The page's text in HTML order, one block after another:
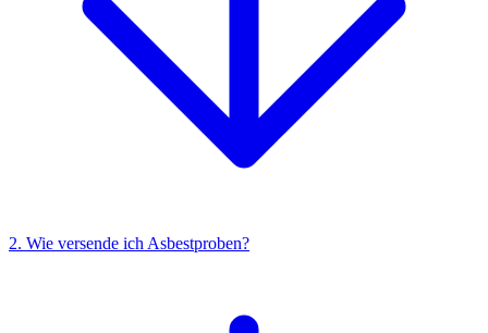
2. Wie versende ich Asbestproben?